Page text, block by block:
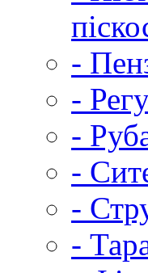
-
-
-
-
-
-